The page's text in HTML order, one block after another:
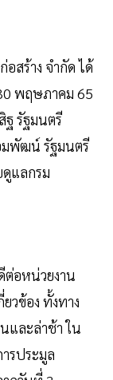
สร้าง จำกัด ได้
พฤษภาคม 65
ฐ รัฐมนตรี
มพัฒน์ รัฐมนตรี
ดูแลกรม
ต่อหน่วยงาน
วข้อง ทั้งทาง
และล่าช้า ใน
รประมูล